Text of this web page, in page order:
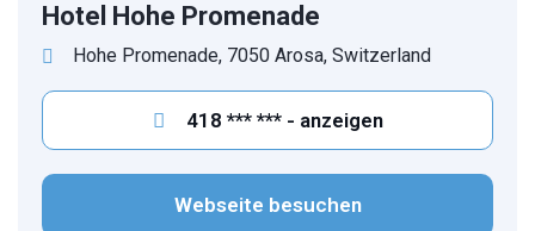
Hotel Hohe Promenade
Hohe Promenade, 7050 Arosa, Switzerland
418 *** *** - anzeigen
Webseite besuchen